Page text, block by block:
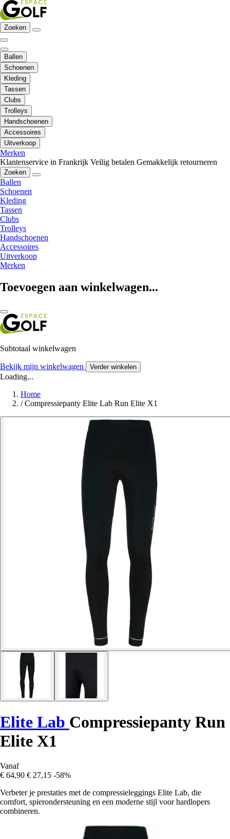
Zoeken
Ballen
Schoenen
Kleding
Tassen
Clubs
Trolleys
Handschoenen
Accessoires
Uitverkoop
Merken
Klantenservice in Frankrijk Veilig betalen Gemakkelijk retourneren
Zoeken
Ballen
Schoenen
Kleding
Tassen
Clubs
Trolleys
Handschoenen
Accessoires
Uitverkoop
Merken
Toevoegen aan winkelwagen...
Subtotaal winkelwagen
Bekijk mijn winkelwagen Verder winkelen
Loading...
Home
/ Compressiepanty Elite Lab Run Elite X1
Elite Lab Compressiepanty Run
Elite X1
Vanaf
€ 64,90 € 27,15 -58%
Verbeter je prestaties met de compressieleggings Elite Lab, die
comfort, spierondersteuning en een moderne stijl voor hardlopers
combineren.